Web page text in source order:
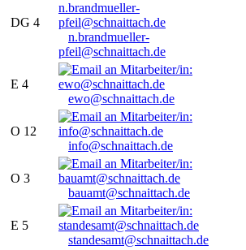
DG 4
n.brandmueller-
pfeil@schnaittach.de
E 4
ewo@schnaittach.de
O 12
info@schnaittach.de
O 3
bauamt@schnaittach.de
E 5
standesamt@schnaittach.de